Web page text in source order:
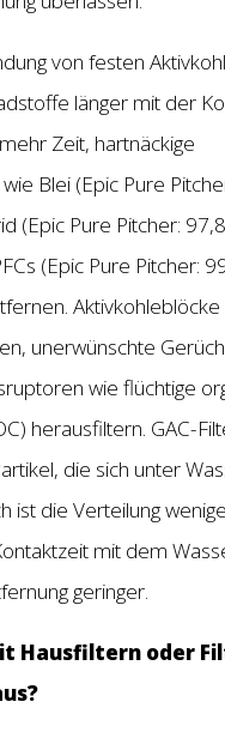
von festen
länger mit der
Zeit, hartnäckige
Blei (Epic Pure
(Epic Pure Pitcher:
(Epic Pure Pitcher:
unerwünschte
wie flüchtige
herausfiltern. GAC-
die sich unter
ist die Verteilung
mit dem
geringer.
Hausfiltern oder